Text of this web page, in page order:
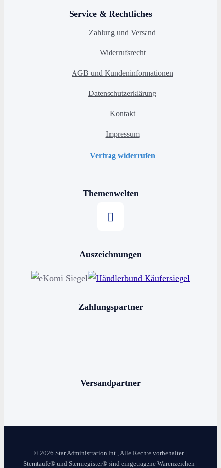
Service & Rechtliches
Zahlung und Versand
Widerrufsrecht
AGB und Kundeninformationen
Datenschutzerklärung
Kontakt
Impressum
Vertrag widerrufen
Themenwelten
Horoskop kaufen
Sternschnuppe kaufen
Auszeichnungen
Zahlungspartner
Versandpartner
© 2026 Star Administration Int., Alle Rechte vorbehalten |
Sterntaufe® und Sternregister® sind eingetragene Warenzeichen |